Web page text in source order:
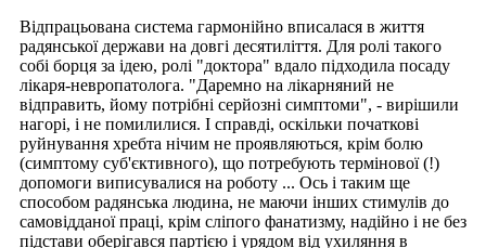
Відпрацьована система гармонійно вписалася в життя
радянської держави на довгі десятиліття. Для ролі такого
собі борця за ідею, ролі "доктора" вдало підходила посаду
лікаря-невропатолога. "Даремно на лікарняний не
відправить, йому потрібні серйозні симптоми", - вирішили
нагорі, і не помилилися. І справді, оскільки початкові
руйнування хребта нічим не проявляються, крім болю
(симптому суб'єктивного), що потребують термінової (!)
допомоги виписувалися на роботу ... Ось і таким ще
способом радянська людина, не маючи інших стимулів до
самовідданої праці, крім сліпого фанатизму, надійно і не без
підстави оберігався партією і урядом від ухиляння в